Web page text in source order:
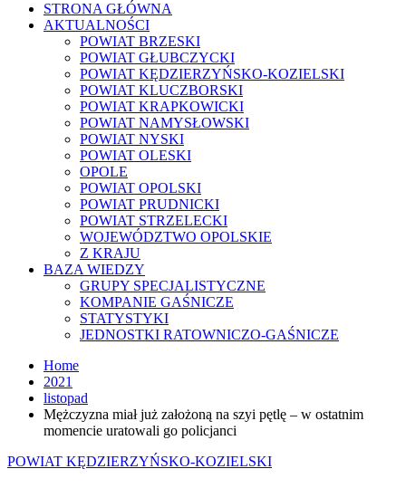
STRONA GŁÓWNA
AKTUALNOŚCI
POWIAT BRZESKI
POWIAT GŁUBCZYCKI
POWIAT KĘDZIERZYŃSKO-KOZIELSKI
POWIAT KLUCZBORSKI
POWIAT KRAPKOWICKI
POWIAT NAMYSŁOWSKI
POWIAT NYSKI
POWIAT OLESKI
OPOLE
POWIAT OPOLSKI
POWIAT PRUDNICKI
POWIAT STRZELECKI
WOJEWÓDZTWO OPOLSKIE
Z KRAJU
BAZA WIEDZY
GRUPY SPECJALISTYCZNE
KOMPANIE GAŚNICZE
STATYSTYKI
JEDNOSTKI RATOWNICZO-GAŚNICZE
Home
2021
listopad
Mężczyzna miał już założoną na szyi pętlę – w ostatnim
momencie uratowali go policjanci
POWIAT KĘDZIERZYŃSKO-KOZIELSKI